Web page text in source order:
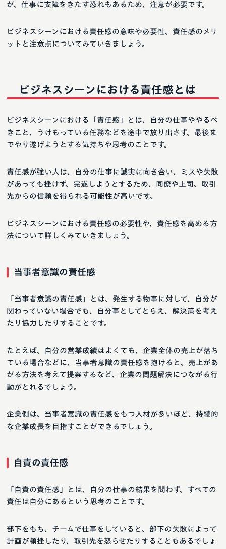
が、仕事に支障をきたす恐れもあるため、注意が必要です。
ビジネスシーンにおける責任感の意味や必要性、責任感のメリ
ットと注意点についてみていきましょう。
ビジネスシーンにおける責任感とは
ビジネスシーンにおける「責任感」とは、自分の仕事ややるべ
きこと、うけもっている任務などを途中で放り出さず、最後ま
でやり遂げようとする気持ちや思考のことです。
責任感が強い人は、自分の仕事に誠実に向き合い、ミスや失敗
があっても挫けず、完遂しようとするため、同僚や上司、取引
先からの信頼を得られる可能性が高いです。
ビジネスシーンにおける責任感の必要性や、責任感を高める方
法について詳しくみていきましょう。
当事者意識の責任感
「当事者意識の責任感」とは、発生する物事に対して、自分が
関わっていない場合でも、自分事としてとらえ、解決策を考え
たり協力したりすることです。
たとえば、自分の営業成績はよくても、企業全体の売上が落ち
ている場合などに、当事者意識の責任感を抱けると、売上があ
がる方法を考えて提案するなど、企業の問題解決につながる行
動がとれるでしょう。
企業側は、当事者意識の責任感をもつ人材が多いほど、持続的
な企業成長を目指すことができるでしょう。
自責の責任感
「自責の責任感」とは、自分の仕事の結果を問わず、すべての
責任は自分にあるという思考のことです。
部下をもち、チームで仕事をしていると、部下の失敗によって
計画が頓挫したり、取引先を怒らせたりすることもあるでしょ